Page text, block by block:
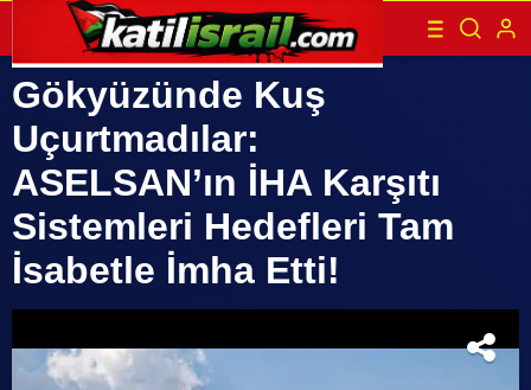
Gökyüzünde Kuş
Uçurtmadılar:
ASELSAN’ın İHA Karşıtı
Sistemleri Hedefleri Tam
İsabetle İmha Etti!